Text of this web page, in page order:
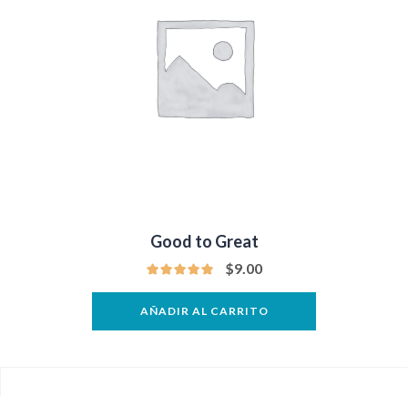
Good to Great
$9.00
AÑADIR AL CARRITO